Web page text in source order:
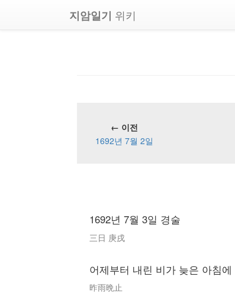
지암일기 위키
← 이전
1692년 7월 2일
1692년 7월 3일 경술
三日 庚戌
어제부터 내린 비가 늦은 아침에
昨雨晩止